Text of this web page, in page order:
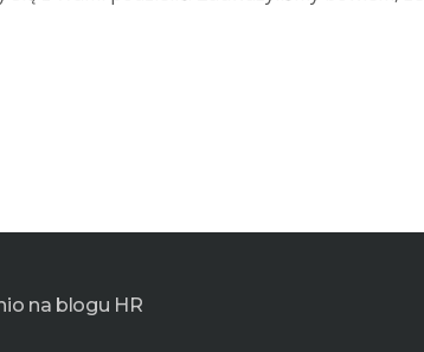
na blogu HR